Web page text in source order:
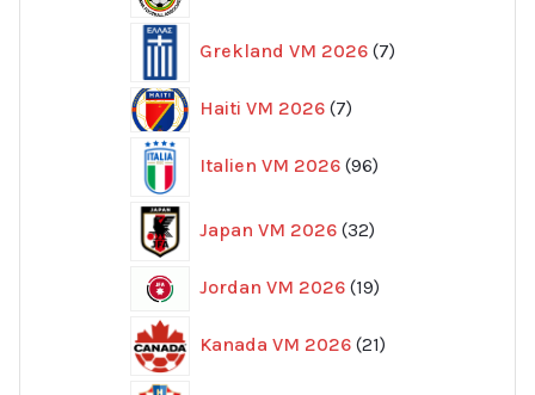
Grekland VM 2026 7
produkter
Haiti VM 2026 77
Italien VM 2026 96
produkter
Japan VM 2026 32
produkter
Jordan VM 2026 1919
Kanada VM 2026 21
produkter